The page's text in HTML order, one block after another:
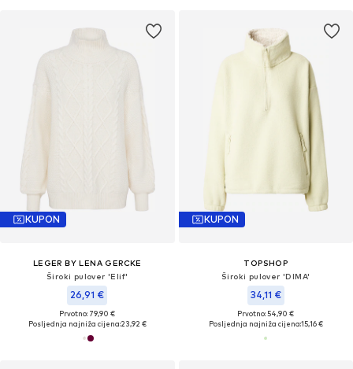
KUPON
LEGER BY LENA GERCKE
Široki pulover 'Elif'
26,91 €
Prvotno: 79,90 €
Posljednja najniža cijena:23,92 €
KUPON
TOPSHOP
Široki pulover 'DIMA'
34,11 €
Prvotno: 54,90 €
Posljednja najniža cijena:15,16 €